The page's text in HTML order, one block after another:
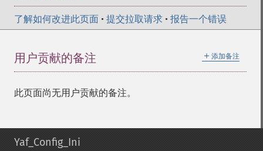
了解如何改进此页面 • 提交拉取请求 • 报告一个错误
＋ 添加备注
用户贡献的备注
此页面尚无用户贡献的备注。
Yaf_Config_Ini